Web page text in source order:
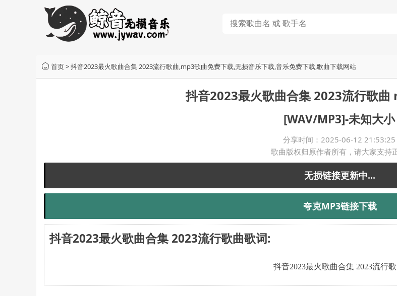
首页>抖音2023最火歌曲合集 2023流行歌曲,mp3歌曲免费下载,无损音乐下载,音乐免费下载,歌曲下载网站
抖音2023最火歌曲合集 2023流行歌曲
[WAV/MP3]-未知大小
分享时间：2025-06-12 21:53:25
歌曲版权归原作者所有，请大家支持
无损链接更新中...
夸克MP3链接下载
抖音2023最火歌曲合集 2023流行歌曲歌词:
抖音2023最火歌曲合集 2023流行